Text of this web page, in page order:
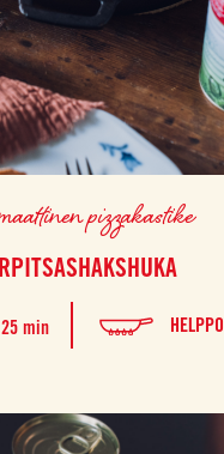
pizzakastike
25 min HELPPO